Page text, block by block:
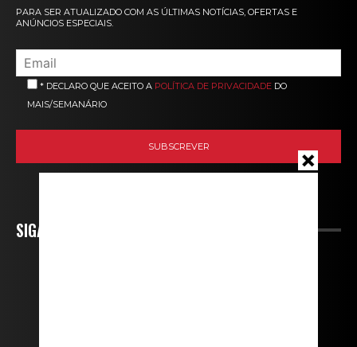
PARA SER ATUALIZADO COM AS ÚLTIMAS NOTÍCIAS, OFERTAS E
ANÚNCIOS ESPECIAIS.
* DECLARO QUE ACEITO A POLÍTICA DE PRIVACIDADE DO
MAIS/SEMANÁRIO
SIGA-NOS